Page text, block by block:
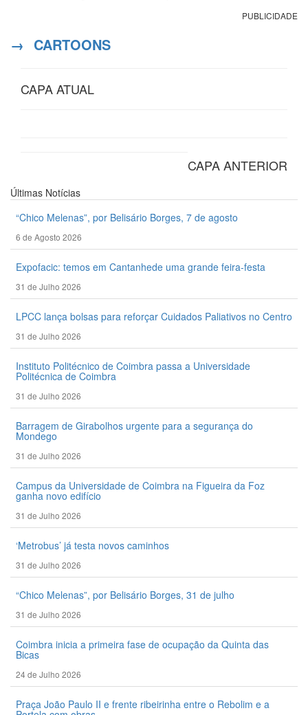
PUBLICIDADE
→ CARTOONS
CAPA ATUAL
CAPA ANTERIOR
Últimas Notícias
“Chico Melenas”, por Belisário Borges, 7 de agosto
6 de Agosto 2026
Expofacic: temos em Cantanhede uma grande feira-festa
31 de Julho 2026
LPCC lança bolsas para reforçar Cuidados Paliativos no Centro
31 de Julho 2026
Instituto Politécnico de Coimbra passa a Universidade
Politécnica de Coimbra
31 de Julho 2026
Barragem de Girabolhos urgente para a segurança do
Mondego
31 de Julho 2026
Campus da Universidade de Coimbra na Figueira da Foz
ganha novo edifício
31 de Julho 2026
‘Metrobus’ já testa novos caminhos
31 de Julho 2026
“Chico Melenas”, por Belisário Borges, 31 de julho
31 de Julho 2026
Coimbra inicia a primeira fase de ocupação da Quinta das
Bicas
24 de Julho 2026
Praça João Paulo II e frente ribeirinha entre o Rebolim e a